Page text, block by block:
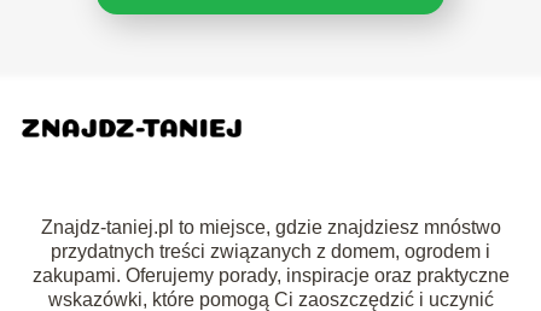
Znajdz-taniej.pl to miejsce, gdzie znajdziesz mnóstwo
przydatnych treści związanych z domem, ogrodem i
zakupami. Oferujemy porady, inspiracje oraz praktyczne
wskazówki, które pomogą Ci zaoszczędzić i uczynić